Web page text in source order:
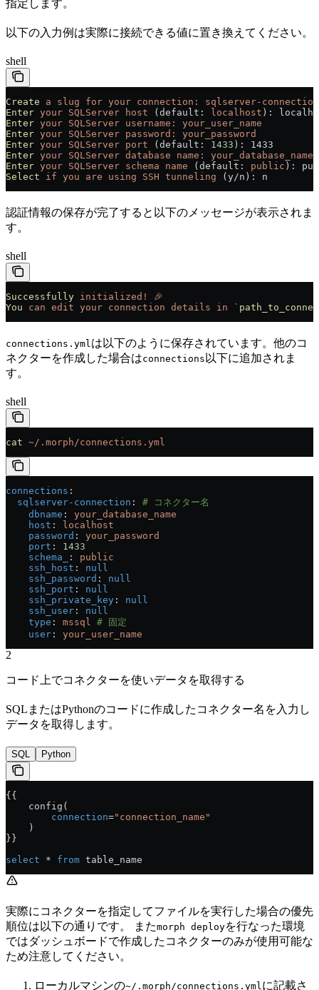
指定します。
以下の入力例は実際に接続できる値に置き換えてください。
shell
Create a slug for your connection:
sqlserver-connection
Enter your SQLServer host (default: localhost ):
Enter your SQLServer username:
your_user_name
Enter your SQLServer password:
your_password
Enter your SQLServer port (default: 1433 ): 1433
Enter your SQLServer database name:
your_database_name
Enter your SQLServer schema name (default: public ):
Select if you are using SSH tunneling (y/n): n
認証情報の保存が完了すると以下のメッセージが表示されま
す。
shell
Successfully initialized!
🎉
You can edit your connection details in `
connections.yml は以下のように保存されています。他のコ
ネクターを作成した場合はconnections 以下に追加されま
す。
shell
cat ~/.morph/connections.yml
connections :
  sqlserver-connection
: # コネクター名
    dbname
: your_database_name
    host
: localhost
    password
: your_password
    port
: 1433
    schema_
: public
    ssh_host
: null
    ssh_password
: null
    ssh_port
: null
    ssh_private_key
: null
    ssh_user
: null
    type
: mssql
# 固定
    user
: your_user_name
2
コード上でコネクターを使いデータを取得する
SQLまたはPythonのコードに作成したコネクター名を入力し
データを取得します。
SQL Python
{{
    config(
        connection
="connection_name"
    )
}}
select * from table_name
実際にコネクターを指定してファイルを実行した場合の優先
順位は以下の通りです。 またmorph deployを行なった環境
ではダッシュボードで作成したコネクターのみが使用可能な
ため注意してください。
ローカルマシンの~/.morph/connections.yml に記載さ